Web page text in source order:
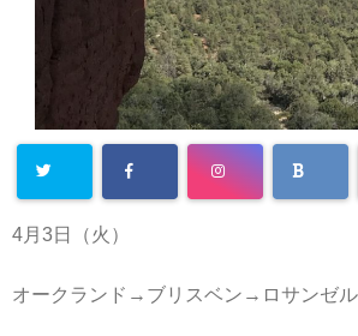
4月3日（火）
オークランド→ブリスベン→ロサンゼ